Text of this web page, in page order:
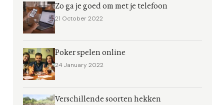
Zo ga je goed om met je telefoon
21 October 2022
Poker spelen online
24 January 2022
Verschillende soorten hekken